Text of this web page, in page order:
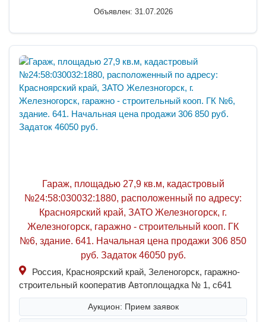
Объявлен: 31.07.2026
Гараж, площадью 27,9 кв.м, кадастровый
№24:58:030032:1880, расположенный по адресу:
Красноярский край, ЗАТО Железногорск, г.
Железногорск, гаражно - строительный кооп. ГК
№6, здание. 641. Начальная цена продажи 306 850
руб. Задаток 46050 руб.
Россия, Красноярский край, Зеленогорск, гаражно-
строительный кооператив Автоплощадка № 1, с641
Аукцион: Прием заявок